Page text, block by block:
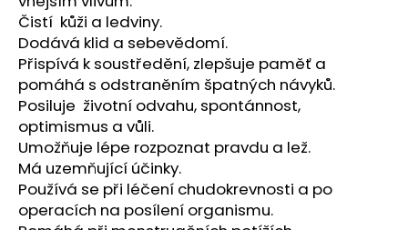
Čistí kůži a ledviny.
Dodává klid a sebevědomí.
Přispívá k soustředění, zlepšuje paměť a
pomáhá s odstraněním špatných návyků.
Posiluje životní odvahu, spontánnost,
optimismus a vůli.
Umožňuje lépe rozpoznat pravdu a lež.
Má uzemňující účinky.
Používá se při léčení chudokrevnosti a po
operacích na posílení organismu.
D
o
p
o
r
u
č
u
j